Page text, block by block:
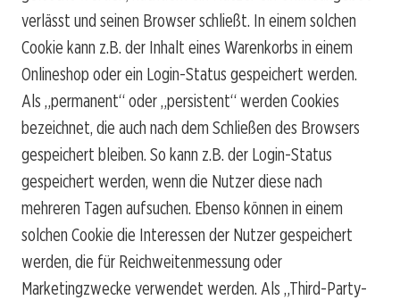
verlässt und seinen Browser schließt. In einem solchen
Cookie kann z.B. der Inhalt eines Warenkorbs in einem
Onlineshop oder ein Login-Status gespeichert werden.
Als „permanent“ oder „persistent“ werden Cookies
bezeichnet, die auch nach dem Schließen des Browsers
gespeichert bleiben. So kann z.B. der Login-Status
gespeichert werden, wenn die Nutzer diese nach
mehreren Tagen aufsuchen. Ebenso können in einem
solchen Cookie die Interessen der Nutzer gespeichert
werden, die für Reichweitenmessung oder
Marketingzwecke verwendet werden. Als „Third-Party-